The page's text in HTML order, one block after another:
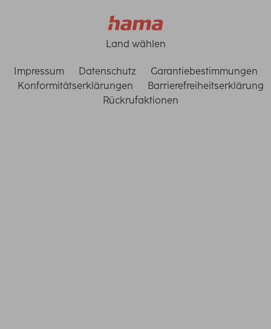
Land wählen
Impressum Datenschutz
Garantiebestimmungen
Konformitätserklärungen
Barrierefreiheitserklärung
Rückrufaktionen